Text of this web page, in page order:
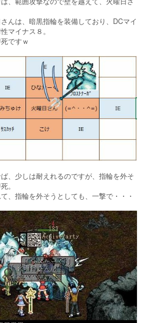
んは、暗黒指輪を装備しており、DCマイ
マイナス８。
ですｗ
、少しは耐えれるのですが、指輪を外そ
。
、指輪を外そうとしても、一撃で・・・